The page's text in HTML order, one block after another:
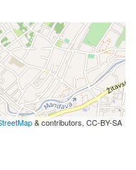
& contributors, CC-BY-SA